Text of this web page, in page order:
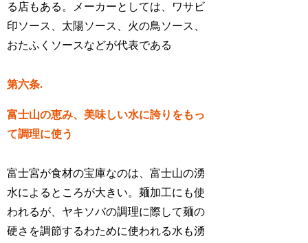
る店もある。メーカーとしては、ワサビ
印ソース、太陽ソース、火の鳥ソース、
おたふくソースなどが代表である
第六条.
富士山の恵み、美味しい水に誇りをもっ
て調理に使う
富士宮が食材の宝庫なのは、富士山の湧
水によるところが大きい。麺加工にも使
われるが、ヤキソバの調理に際して麺の
硬さを調節するわために使われる水も湧